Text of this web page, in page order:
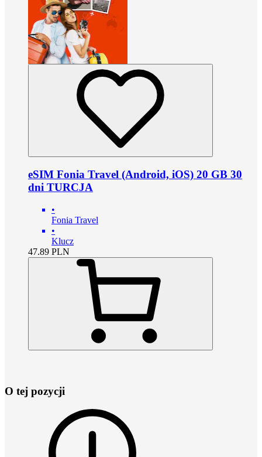
eSIM Fonia Travel (Android, iOS) 20 GB 30
dni TURCJA
•
Fonia Travel
•
Klucz
47.89 PLN
O tej pozycji